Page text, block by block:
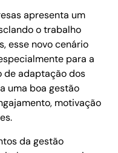
apresenta um
o trabalho
esse novo cenário
para a
de adaptação dos
uma boa gestão
motivação
da gestão